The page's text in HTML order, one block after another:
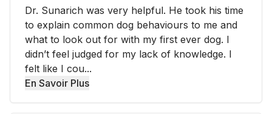
Dr. Sunarich was very helpful. He took his time
to explain common dog behaviours to me and
what to look out for with my first ever dog. I
didn’t feel judged for my lack of knowledge. I
felt like I cou...
En Savoir Plus